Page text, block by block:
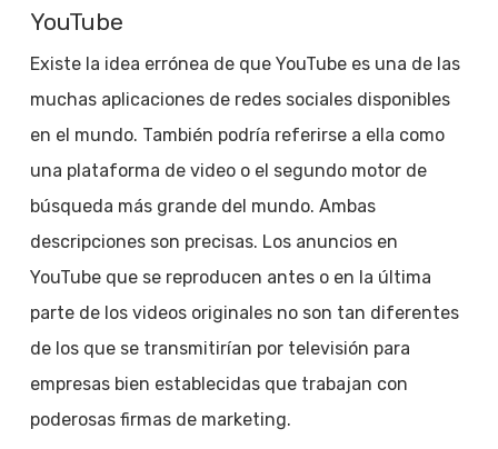
YouTube
Existe la idea errónea de que YouTube es una de las
muchas aplicaciones de redes sociales disponibles
en el mundo. También podría referirse a ella como
una plataforma de video o el segundo motor de
búsqueda más grande del mundo. Ambas
descripciones son precisas. Los anuncios en
YouTube que se reproducen antes o en la última
parte de los videos originales no son tan diferentes
de los que se transmitirían por televisión para
empresas bien establecidas que trabajan con
poderosas firmas de marketing.